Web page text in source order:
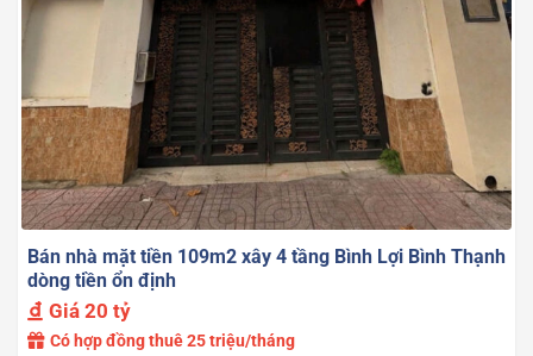
Bán nhà mặt tiền 109m2 xây 4 tầng Bình Lợi Bình Thạnh
dòng tiền ổn định
Giá 20 tỷ
Có hợp đồng thuê 25 triệu/tháng